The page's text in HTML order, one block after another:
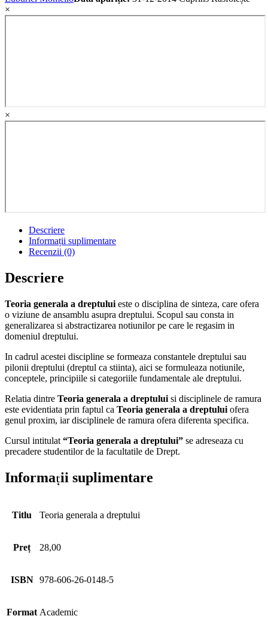
×
×
Descriere
Informații suplimentare
Recenzii (0)
Descriere
Teoria generala a dreptului este o disciplina de sinteza, care ofera
o viziune de ansamblu asupra dreptului. Scopul sau consta in
generalizarea si abstractizarea notiunilor pe care le regasim in
domeniul dreptului.
In cadrul acestei discipline se formeaza constantele dreptului sau
pilonii dreptului (dreptul ca stiinta), aici se formuleaza notiunile,
conceptele, principiile si categoriile fundamentale ale dreptului.
Relatia dintre Teoria generala a dreptului si disciplinele de ramura
este evidentiata prin faptul ca Teoria generala a dreptului ofera
genul proxim, iar disciplinele de ramura ofera diferenta specifica.
Cursul intitulat “Teoria generala a dreptului” se adreseaza cu
precadere studentilor de la facultatile de Drept.
Informații suplimentare
Titlu Teoria generala a dreptului
Preț 28,00
ISBN 978-606-26-0148-5
Format Academic